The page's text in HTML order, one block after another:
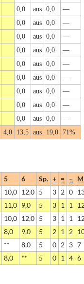
0,0 aus 0,0
—
0,0 aus 0,0
—
0,0 aus 0,0
—
0,0 aus 0,0
—
0,0 aus 0,0
—
0,0 aus 0,0
—
0,0 aus 0,0
—
0,0 aus 0,0
—
0,0 aus 0,0
—
4,0 13,5 aus 19,0 71%
5 6 Sp. + = –
10,0 12,0 5 3 2 0
11,0 9,0 5 3 1 1
10,0 12,0 5 3 1 1
8,0 9,0 5 2 1 2
** 8,0 5 0 2 3 7
8,0 ** 5 0 1 4 6